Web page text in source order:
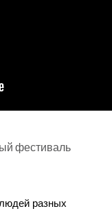
фестиваль
разных